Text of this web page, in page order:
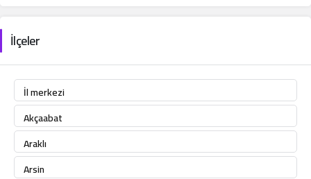
İlçeler
İl merkezi
Akçaabat
Araklı
Arsin